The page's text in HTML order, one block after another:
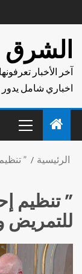
الشرق
آخر الأخبار
اخباري شامل يدور
الرئيسية ”
” تنظيم
للتمريض